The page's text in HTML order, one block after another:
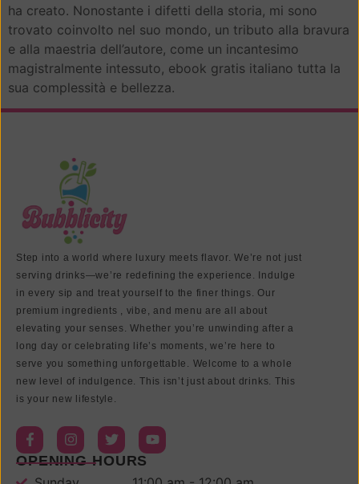
ha creato. Nonostante i difetti della storia, mi sono
trovato coinvolto nel suo mondo, un tributo alla bravura
e alla maestria dell’autore, come un incantesimo
magistralmente intessuto, ebook gratis italiano tutta la
sua complessità e bellezza.
Step into a world where luxury meets flavor. We’re not just
serving drinks—we’re redefining the experience. Indulge
in every sip and treat yourself to the finer things. Our
premium ingredients , vibe, and menu are all about
elevating your senses. Whether you’re unwinding after a
long day or celebrating life’s moments, we’re here to
serve you something unforgettable. Welcome to a whole
new level of indulgence. This isn’t just about drinks. This
is your new lifestyle.
OPENING HOURS